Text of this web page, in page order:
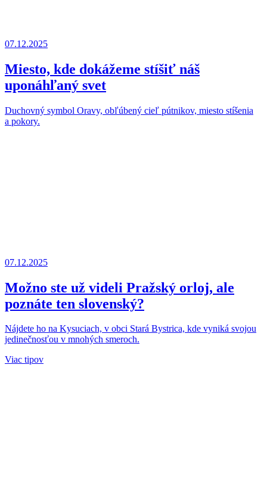
07.12.2025
Miesto, kde dokážeme stíšiť náš
uponáhľaný svet
Duchovný symbol Oravy, obľúbený cieľ pútnikov, miesto stíšenia
a pokory.
07.12.2025
Možno ste už videli Pražský orloj, ale
poznáte ten slovenský?
Nájdete ho na Kysuciach, v obci Stará Bystrica, kde vyniká svojou
jedinečnosťou v mnohých smeroch.
Viac tipov